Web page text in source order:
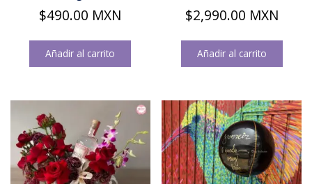
$490.00 MXN
Añadir al carrito
$2,990.00 MXN
Añadir al carrito